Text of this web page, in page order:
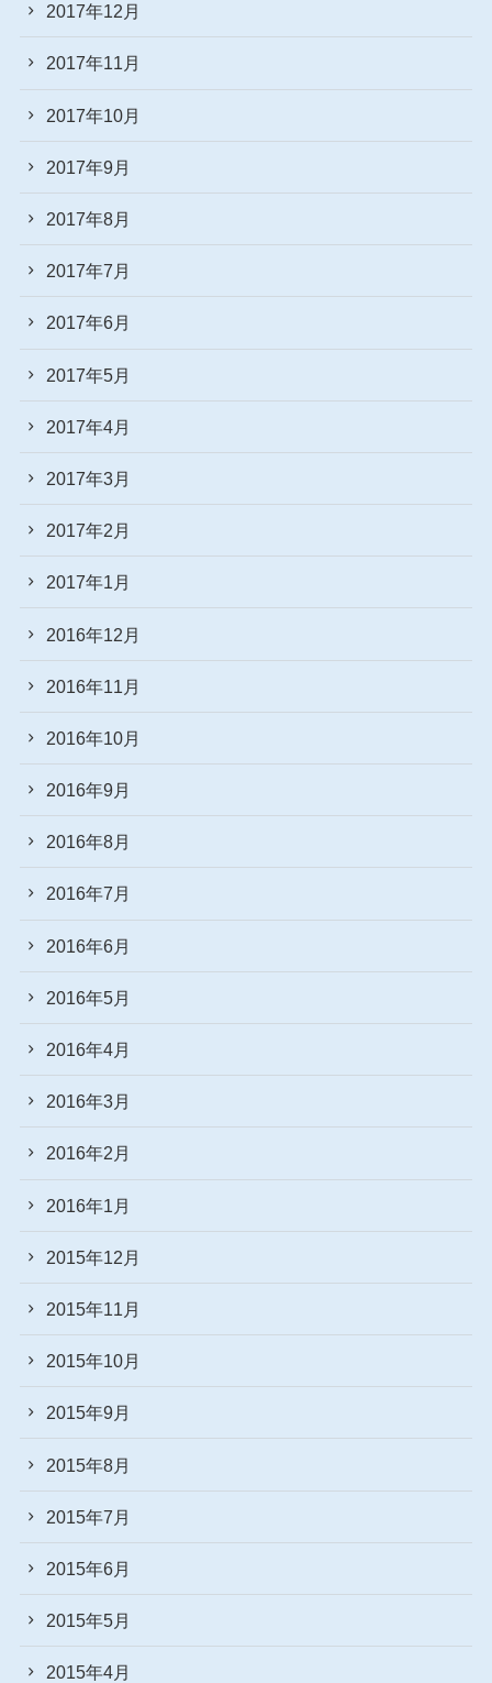
2017年12月
2017年11月
2017年10月
2017年9月
2017年8月
2017年7月
2017年6月
2017年5月
2017年4月
2017年3月
2017年2月
2017年1月
2016年12月
2016年11月
2016年10月
2016年9月
2016年8月
2016年7月
2016年6月
2016年5月
2016年4月
2016年3月
2016年2月
2016年1月
2015年12月
2015年11月
2015年10月
2015年9月
2015年8月
2015年7月
2015年6月
2015年5月
2015年4月